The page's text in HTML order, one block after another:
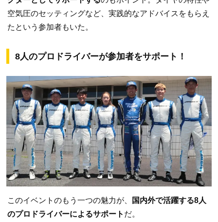
空気圧のセッティングなど、実践的なアドバイスをもらえ
たという参加者もいた。
8人のプロドライバーが参加者をサポート！
このイベントのもう一つの魅力が、
国内外で活躍する8人
のプロドライバーによるサポート だ。